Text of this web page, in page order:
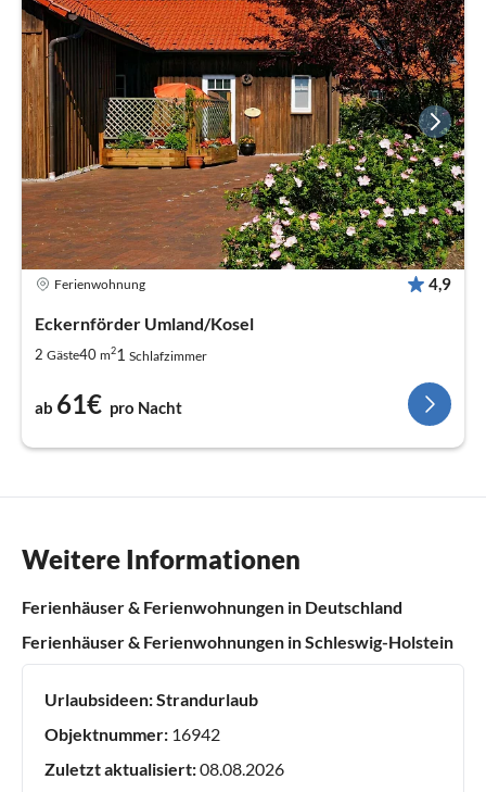
Ferienwohnung 4,9
Eckernförder Umland/Kosel
2 Gäste40 m21 Schlafzimmer
ab 61€ pro Nacht
Weitere Informationen
Ferienhäuser & Ferienwohnungen in Deutschland
Ferienhäuser & Ferienwohnungen in Schleswig-Holstein
Urlaubsideen:Strandurlaub
Objektnummer: 16942
Zuletzt aktualisiert:08.08.2026